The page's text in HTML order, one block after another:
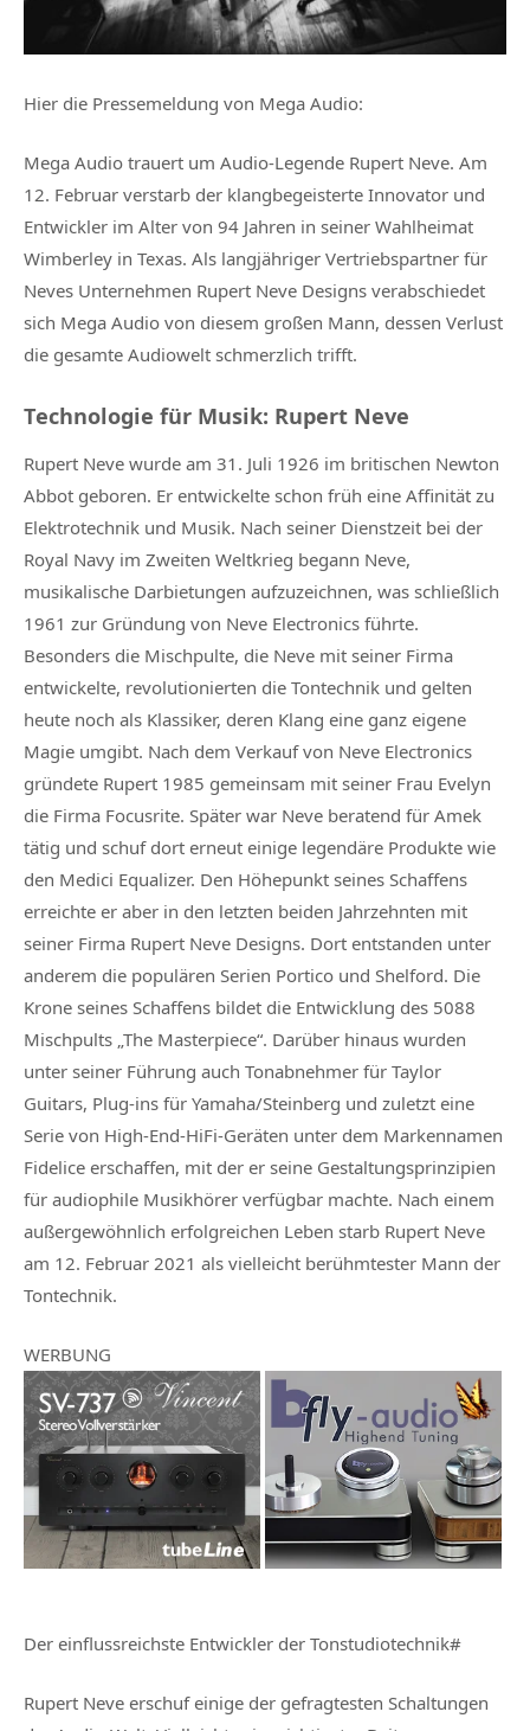
Hier die Pressemeldung von Mega Audio:
Mega Audio trauert um Audio-Legende Rupert Neve. Am
12. Februar verstarb der klangbegeisterte Innovator und
Entwickler im Alter von 94 Jahren in seiner Wahlheimat
Wimberley in Texas. Als langjähriger Vertriebspartner für
Neves Unternehmen Rupert Neve Designs verabschiedet
sich Mega Audio von diesem großen Mann, dessen Verlust
die gesamte Audiowelt schmerzlich trifft.
Technologie für Musik: Rupert Neve
Rupert Neve wurde am 31. Juli 1926 im britischen Newton
Abbot geboren. Er entwickelte schon früh eine Affinität zu
Elektrotechnik und Musik. Nach seiner Dienstzeit bei der
Royal Navy im Zweiten Weltkrieg begann Neve,
musikalische Darbietungen aufzuzeichnen, was schließlich
1961 zur Gründung von Neve Electronics führte.
Besonders die Mischpulte, die Neve mit seiner Firma
entwickelte, revolutionierten die Tontechnik und gelten
heute noch als Klassiker, deren Klang eine ganz eigene
Magie umgibt. Nach dem Verkauf von Neve Electronics
gründete Rupert 1985 gemeinsam mit seiner Frau Evelyn
die Firma Focusrite. Später war Neve beratend für Amek
tätig und schuf dort erneut einige legendäre Produkte wie
den Medici Equalizer. Den Höhepunkt seines Schaffens
erreichte er aber in den letzten beiden Jahrzehnten mit
seiner Firma Rupert Neve Designs. Dort entstanden unter
anderem die populären Serien Portico und Shelford. Die
Krone seines Schaffens bildet die Entwicklung des 5088
Mischpults „The Masterpiece“. Darüber hinaus wurden
unter seiner Führung auch Tonabnehmer für Taylor
Guitars, Plug-ins für Yamaha/Steinberg und zuletzt eine
Serie von High-End-HiFi-Geräten unter dem Markennamen
Fidelice erschaffen, mit der er seine Gestaltungsprinzipien
für audiophile Musikhörer verfügbar machte. Nach einem
außergewöhnlich erfolgreichen Leben starb Rupert Neve
am 12. Februar 2021 als vielleicht berühmtester Mann der
Tontechnik.
WERBUNG
Der einflussreichste Entwickler der Tonstudiotechnik#
Rupert Neve erschuf einige der gefragtesten Schaltungen